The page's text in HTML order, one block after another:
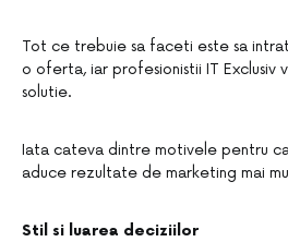
Tot ce trebuie sa faceti este sa
o oferta, iar profesionistii IT Exclusiv
solutie.
Iata cateva dintre motivele pentru
aduce rezultate de marketing mai
Stil si luarea deciziilor